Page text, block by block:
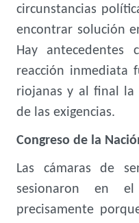
circunstancias
encontrar solución
Hay antecedentes
reacción inmediata
riojanas y al final la
de las exigencias.
Congreso de la
Las cámaras de
sesionaron en
precisamente